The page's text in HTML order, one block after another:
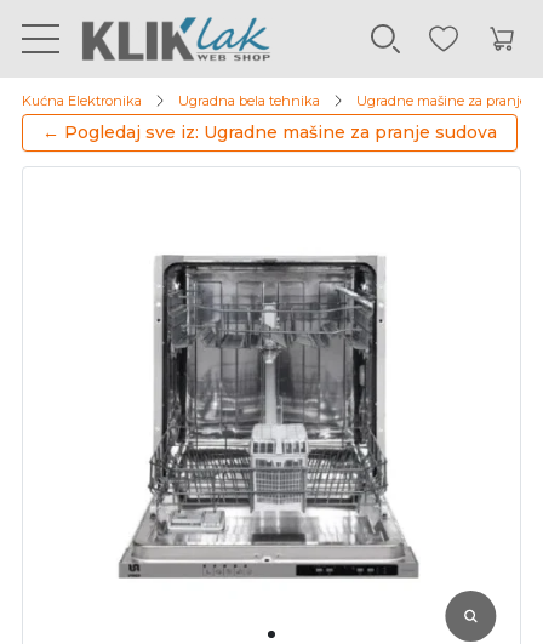
Kućna Elektronika Ugradna bela tehnika Ugradne mašine za pranje
← Pogledaj sve iz: Ugradne mašine za pranje sudova